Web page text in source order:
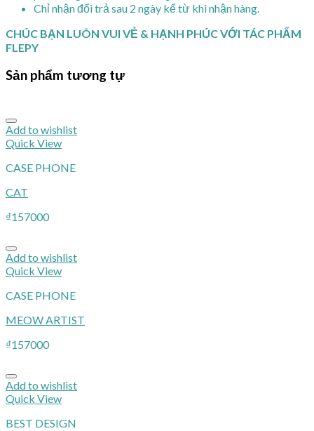
Chỉ nhận đổi trả sau 2 ngày kể từ khi nhận hàng.
CHÚC BẠN LUÔN VUI VẺ & HẠNH PHÚC VỚI TÁC PHẨM
FLEPY
Sản phẩm tương tự
Add to wishlist
Quick View
CASE PHONE
CAT
₫157000
Add to wishlist
Quick View
CASE PHONE
MEOW ARTIST
₫157000
Add to wishlist
Quick View
BEST DESIGN